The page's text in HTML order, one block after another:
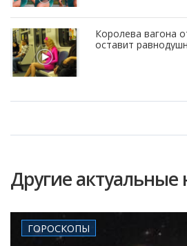
Королева вагона
оставит
Другие актуальные
ГОРОСКОПЫ